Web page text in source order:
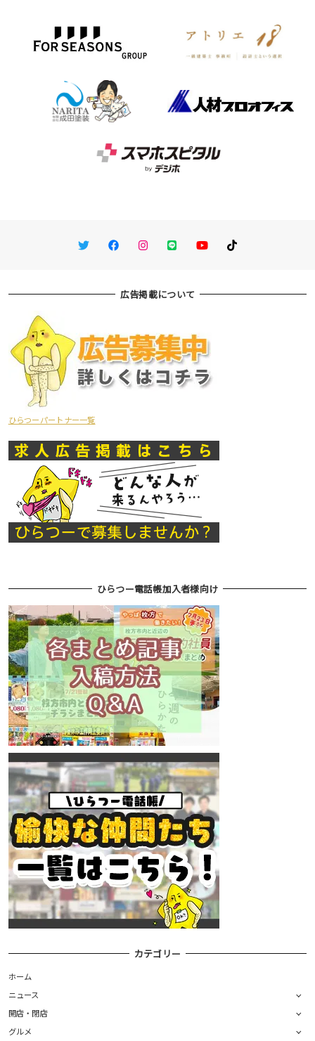
TwitterFacebookInstagram
LINE You TubeTikTok
広告掲載について
ひらつーパートナー一覧
ひらつー電話帳加入者様向け
カテゴリー
ホーム
ニュース
開店・閉店
グルメ